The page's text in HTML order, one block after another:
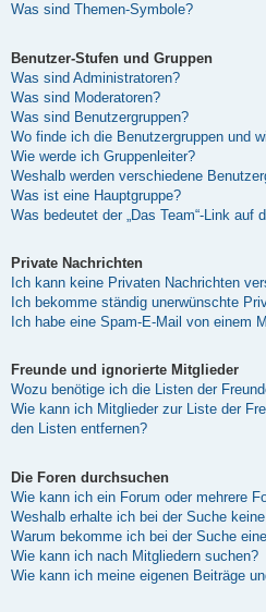
Was sind Themen-Symbole?
Benutzer-Stufen und Gruppen
Was sind Administratoren?
Was sind Moderatoren?
Was sind Benutzergruppen?
Wo finde ich die Benutzergruppen und
Wie werde ich Gruppenleiter?
Weshalb werden verschiedene
Was ist eine Hauptgruppe?
Was bedeutet der „Das Team“-Link auf
Private Nachrichten
Ich kann keine Privaten Nachrichten
Ich bekomme ständig unerwünschte
Ich habe eine Spam-E-Mail von einem
Freunde und ignorierte Mitglieder
Wozu benötige ich die Listen der
Wie kann ich Mitglieder zur Liste der
den Listen entfernen?
Die Foren durchsuchen
Wie kann ich ein Forum oder mehrere
Weshalb erhalte ich bei der Suche
Warum bekomme ich bei der Suche
Wie kann ich nach Mitgliedern suchen?
Wie kann ich meine eigenen Beiträge